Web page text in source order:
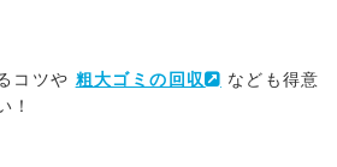
コツや 粗大ゴミの回収
なども得意
！